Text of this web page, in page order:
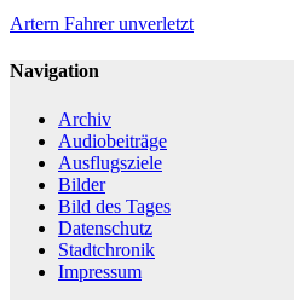
Artern Fahrer unverletzt
Navigation
Archiv
Audiobeiträge
Ausflugsziele
Bilder
Bild des Tages
Datenschutz
Stadtchronik
Impressum